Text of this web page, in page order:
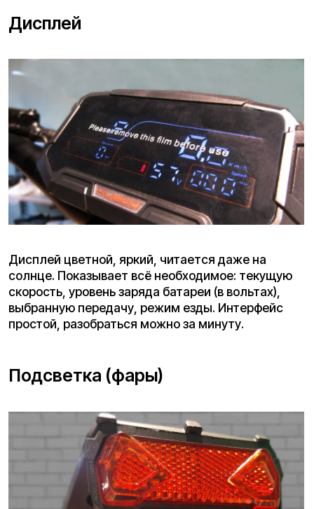
Амортизаторы
Подвеска здесь серьёзная: сзади — двойной
пружинный амортизатор, спереди — одна
неровности, ямы и стыки асфальта уверенно. На
бездорожье тоже не пасует, но помните: это не
внедорожник, а мощный городской аппарат.
Тормозная система